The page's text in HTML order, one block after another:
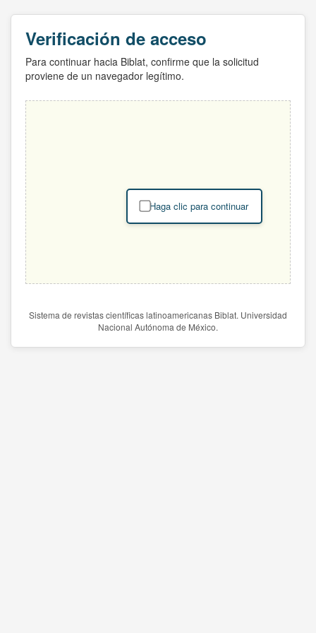
Verificación de acceso
Para continuar hacia Biblat, confirme que la solicitud
proviene de un navegador legítimo.
Haga clic para continuar
Sistema de revistas científicas latinoamericanas Biblat. Universidad
Nacional Autónoma de México.